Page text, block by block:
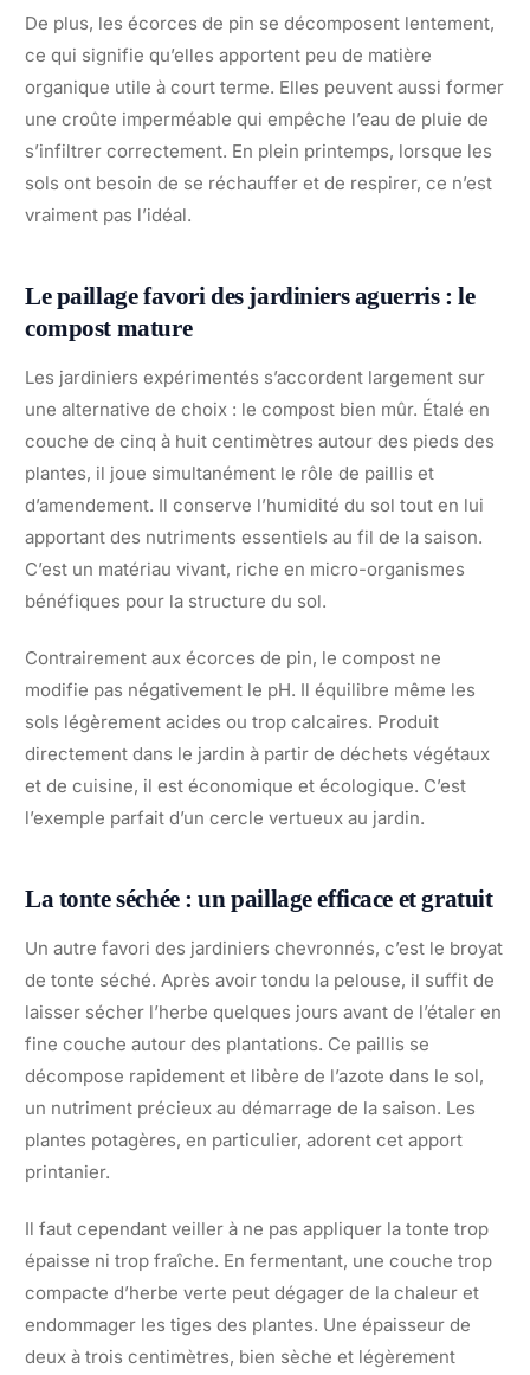
De plus, les écorces de pin se décomposent lentement,
ce qui signifie qu’elles apportent peu de matière
organique utile à court terme. Elles peuvent aussi former
une croûte imperméable qui empêche l’eau de pluie de
s’infiltrer correctement. En plein printemps, lorsque les
sols ont besoin de se réchauffer et de respirer, ce n’est
vraiment pas l’idéal.
Le paillage favori des jardiniers aguerris : le
compost mature
Les jardiniers expérimentés s’accordent largement sur
une alternative de choix : le compost bien mûr. Étalé en
couche de cinq à huit centimètres autour des pieds des
plantes, il joue simultanément le rôle de paillis et
d’amendement. Il conserve l’humidité du sol tout en lui
apportant des nutriments essentiels au fil de la saison.
C’est un matériau vivant, riche en micro-organismes
bénéfiques pour la structure du sol.
Contrairement aux écorces de pin, le compost ne
modifie pas négativement le pH. Il équilibre même les
sols légèrement acides ou trop calcaires. Produit
directement dans le jardin à partir de déchets végétaux
et de cuisine, il est économique et écologique. C’est
l’exemple parfait d’un cercle vertueux au jardin.
La tonte séchée : un paillage efficace et gratuit
Un autre favori des jardiniers chevronnés, c’est le broyat
de tonte séché. Après avoir tondu la pelouse, il suffit de
laisser sécher l’herbe quelques jours avant de l’étaler en
fine couche autour des plantations. Ce paillis se
décompose rapidement et libère de l’azote dans le sol,
un nutriment précieux au démarrage de la saison. Les
plantes potagères, en particulier, adorent cet apport
printanier.
Il faut cependant veiller à ne pas appliquer la tonte trop
épaisse ni trop fraîche. En fermentant, une couche trop
compacte d’herbe verte peut dégager de la chaleur et
endommager les tiges des plantes. Une épaisseur de
deux à trois centimètres, bien sèche et légèrement